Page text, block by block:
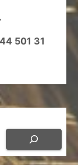
501 31